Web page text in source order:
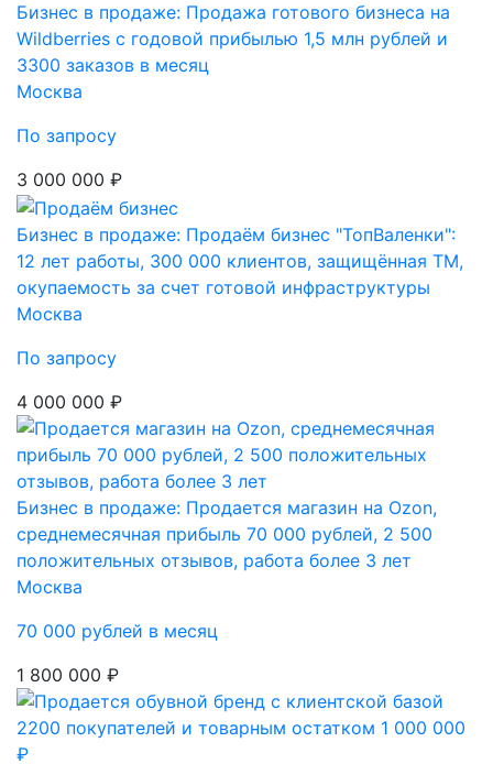
Бизнес в продаже: Продажа готового бизнеса на
Wildberries с годовой прибылью 1,5 млн рублей и
3300 заказов в месяц
Москва
По запросу
3 000 000 ₽
Бизнес в продаже: Продаём бизнес "ТопВаленки":
12 лет работы, 300 000 клиентов, защищённая ТМ,
окупаемость за счет готовой инфраструктуры
Москва
По запросу
4 000 000 ₽
Бизнес в продаже: Продается магазин на Ozon,
среднемесячная прибыль 70 000 рублей, 2 500
положительных отзывов, работа более 3 лет
Москва
70 000 рублей в месяц
1 800 000 ₽